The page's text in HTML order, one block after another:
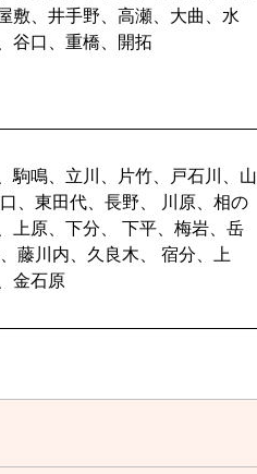
敷、井手野、高瀬、大曲、水
谷口、重橋、開拓
駒鳴、立川、片竹、戸石川、山
、東田代、長野、 川原、相の
上原、下分、 下平、梅岩、岳
藤川内、久良木、 宿分、上
金石原